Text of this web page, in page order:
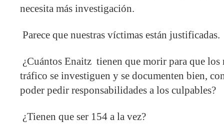
necesita más investigación.
Parece que nuestras víctimas están justificadas.
¿Cuántos Enaitz tienen que morir para que los
tráfico se investiguen y se documenten bien,
poder pedir responsabilidades a los culpables?
¿Tienen que ser 154 a la vez?